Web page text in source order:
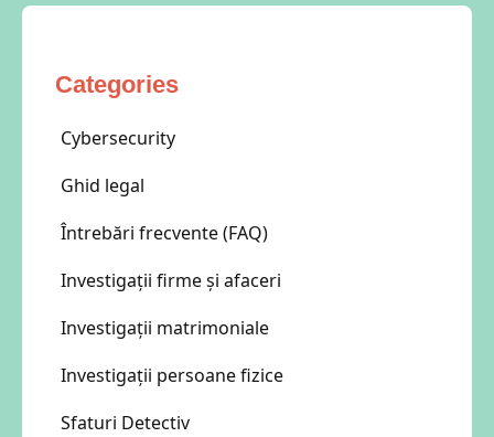
Categories
Cybersecurity
Ghid legal
Întrebări frecvente (FAQ)
Investigații firme și afaceri
Investigații matrimoniale
Investigații persoane fizice
Sfaturi Detectiv